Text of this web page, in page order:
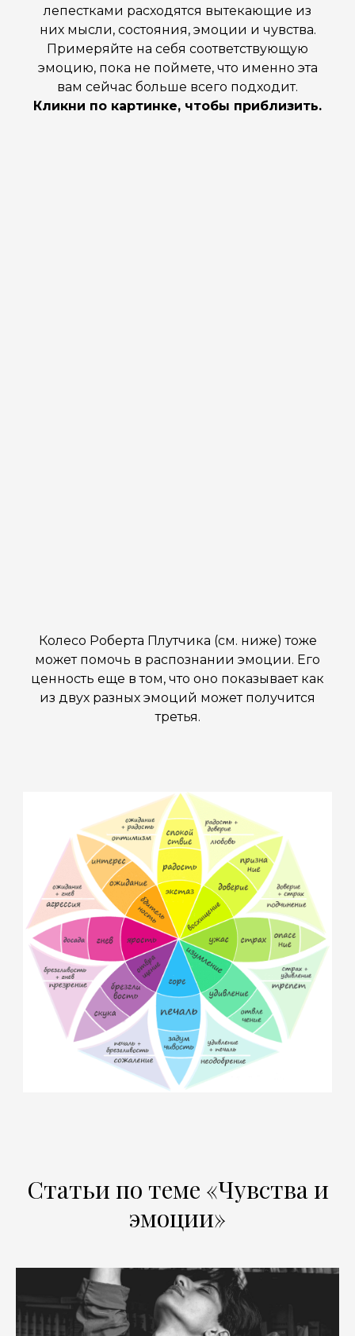
лепестками расходятся вытекающие из
них мысли, состояния, эмоции и чувства.
Примеряйте на себя соответствующую
эмоцию, пока не поймете, что именно эта
вам сейчас больше всего подходит.
Кликни по картинке, чтобы приблизить.
Колесо Роберта Плутчика (см. ниже) тоже
может помочь в распознании эмоции. Его
ценность еще в том, что оно показывает как
из двух разных эмоций может получится
третья.
Статьи по теме «Чувства и
эмоции»